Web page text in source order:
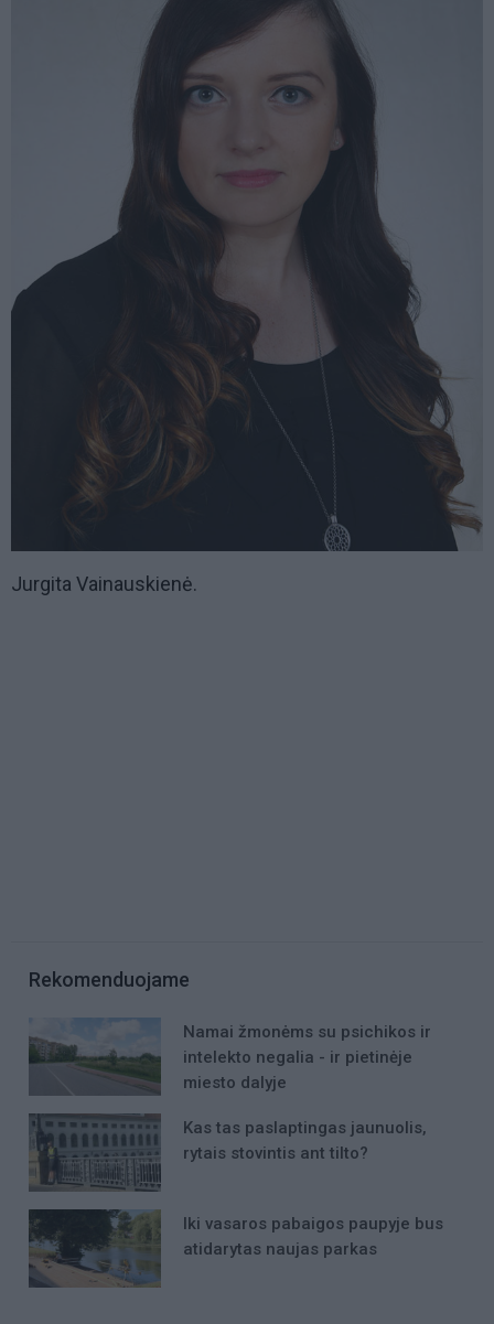
Jurgita Vainauskienė.
Rekomenduojame
Namai žmonėms su psichikos ir
intelekto negalia - ir pietinėje
miesto dalyje
Kas tas paslaptingas jaunuolis,
rytais stovintis ant tilto?
Iki vasaros pabaigos paupyje bus
atidarytas naujas parkas